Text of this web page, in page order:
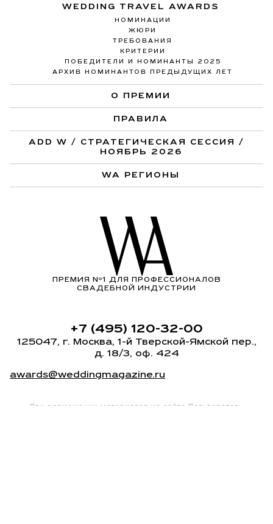
WEDDING TRAVEL AWARDS
НОМИНАЦИИ
ЖЮРИ
ТРЕБОВАНИЯ
КРИТЕРИИ
ПОБЕДИТЕЛИ И НОМИНАНТЫ 2025
АРХИВ НОМИНАНТОВ ПРЕДЫДУЩИХ ЛЕТ
О ПРЕМИИ
ПРАВИЛА
ADD W / СТРАТЕГИЧЕСКАЯ СЕССИЯ /
НОЯБРЬ 2026
WA РЕГИОНЫ
ПРЕМИЯ Nº1 ДЛЯ ПРОФЕССИОНАЛОВ
СВАДЕБНОЙ ИНДУСТРИИ
+7 (495) 120-32-00
125047, г. Москва, 1-й Тверской-Ямской пер.,
д. 18/3, оф. 424
awards@weddingmagazine.ru
При размещении материалов на сайте Пользователь